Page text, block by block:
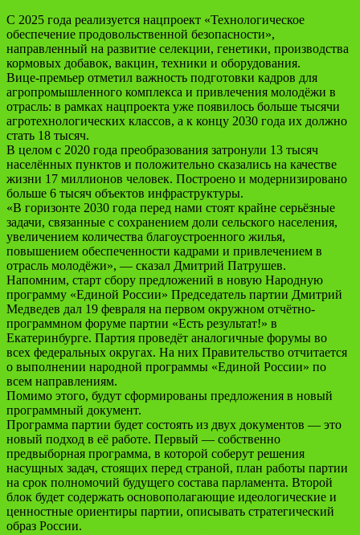
С 2025 года реализуется нацпроект «Технологическое
обеспечение продовольственной безопасности»,
направленный на развитие селекции, генетики, производства
кормовых добавок, вакцин, техники и оборудования.
Вице-премьер отметил важность подготовки кадров для
агропромышленного комплекса и привлечения молодёжи в
отрасль: в рамках нацпроекта уже появилось больше тысячи
агротехнологических классов, а к концу 2030 года их должно
стать 18 тысяч.
В целом с 2020 года преобразования затронули 13 тысяч
населённых пунктов и положительно сказались на качестве
жизни 17 миллионов человек. Построено и модернизировано
больше 6 тысяч объектов инфраструктуры.
«В горизонте 2030 года перед нами стоят крайне серьёзные
задачи, связанные с сохранением доли сельского населения,
увеличением количества благоустроенного жилья,
повышением обеспеченности кадрами и привлечением в
отрасль молодёжи», — сказал Дмитрий Патрушев.
Напомним, старт сбору предложений в новую Народную
программу «Единой России» Председатель партии Дмитрий
Медведев дал 19 февраля на первом окружном отчётно-
программном форуме партии «Есть результат!» в
Екатеринбурге. Партия проведёт аналогичные форумы во
всех федеральных округах. На них Правительство отчитается
о выполнении народной программы «Единой России» по
всем направлениям.
Помимо этого, будут сформированы предложения в новый
программный документ.
Программа партии будет состоять из двух документов — это
новый подход в её работе. Первый — собственно
предвыборная программа, в которой соберут решения
насущных задач, стоящих перед страной, план работы партии
на срок полномочий будущего состава парламента. Второй
блок будет содержать основополагающие идеологические и
ценностные ориентиры партии, описывать стратегический
образ России.